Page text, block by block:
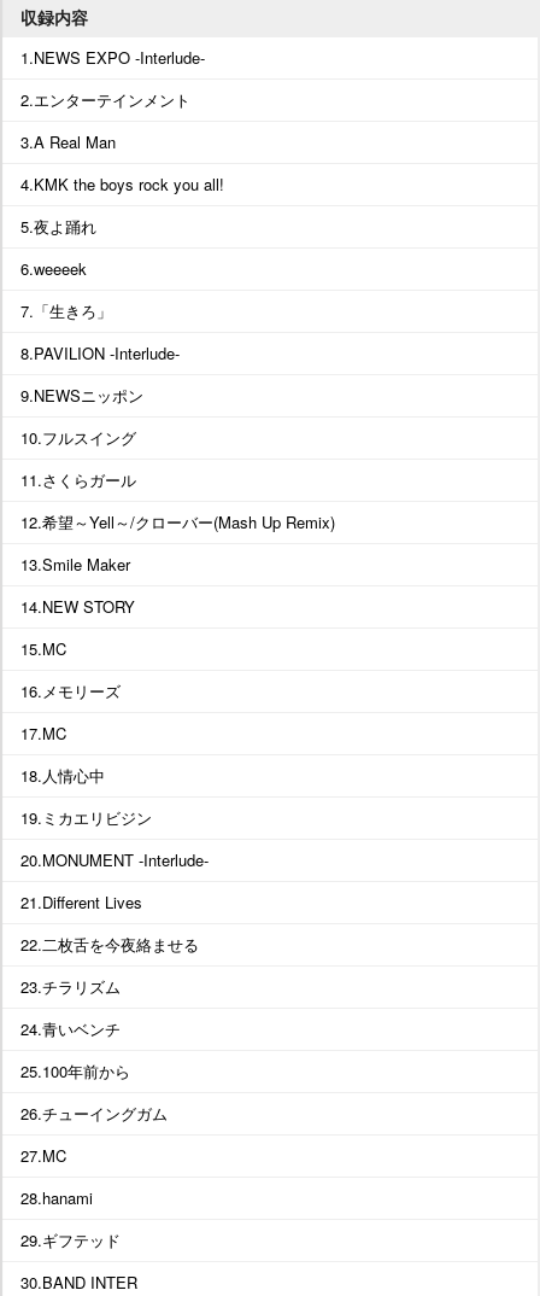
収録内容
1.NEWS EXPO -Interlude-
2.エンターテインメント
3.A Real Man
4.KMK the boys rock you all!
5.夜よ踊れ
6.weeeek
7.「生きろ」
8.PAVILION -Interlude-
9.NEWSニッポン
10.フルスイング
11.さくらガール
12.希望～Yell～/クローバー(Mash Up Remix)
13.Smile Maker
14.NEW STORY
15.MC
16.メモリーズ
17.MC
18.人情心中
19.ミカエリビジン
20.MONUMENT -Interlude-
21.Different Lives
22.二枚舌を今夜絡ませる
23.チラリズム
24.青いベンチ
25.100年前から
26.チューイングガム
27.MC
28.hanami
29.ギフテッド
30.BAND INTER